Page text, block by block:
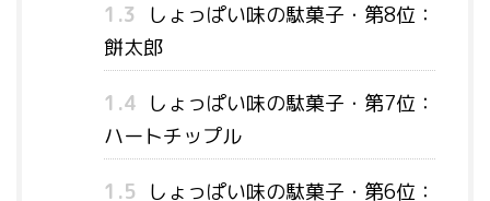
1.3
しょっぱい味の駄菓子・第8位：
餅太郎
1.4 しょっぱい味の駄菓子・第7位：
ハートチップル
1.5 しょっぱい味の駄菓子・第6位：